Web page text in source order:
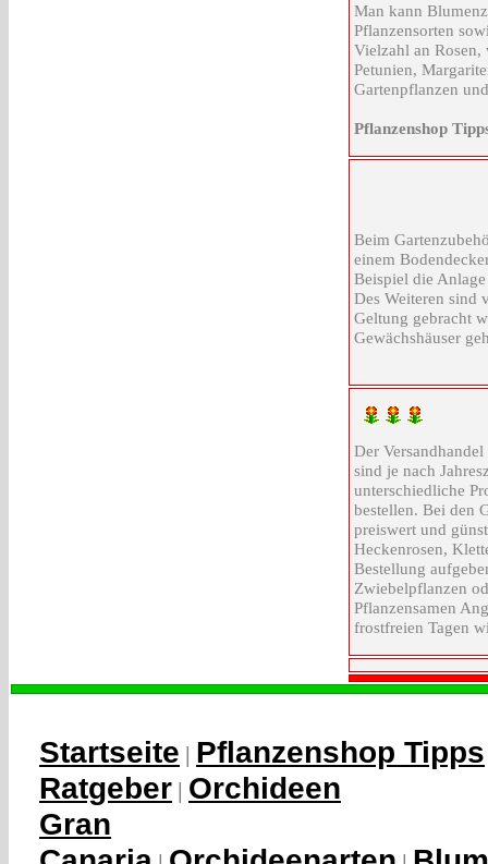
Man kann
Pflanzensorten
Vielzahl an Rosen,
Petunien,
Gartenpflanzen
Pflanzenshop
Beim
einem
Beispiel die
Des Weiteren sind
Geltung gebracht
Gewächshäuser
Der
sind je nach
unterschiedliche
bestellen. Bei den
preiswert und
Heckenrosen,
Bestellung
Zwiebelpflanzen
Pflanzensamen
frostfreien Tagen
Startseite | Pflanzenshop Tipps
Ratgeber | Orchideen
Gran